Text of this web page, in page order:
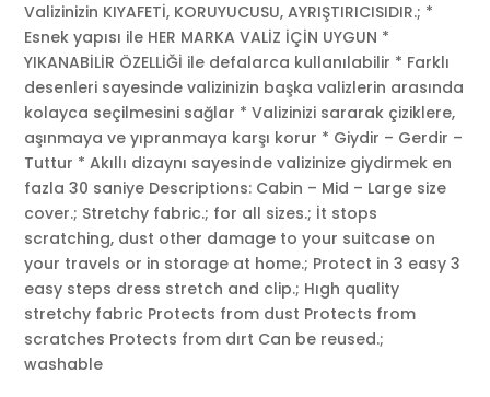
Valizinizin KIYAFETİ, KORUYUCUSU, AYRIŞTIRICISIDIR.; *
Esnek yapısı ile HER MARKA VALİZ İÇİN UYGUN *
YIKANABİLİR ÖZELLİĞİ ile defalarca kullanılabilir * Farklı
desenleri sayesinde valizinizin başka valizlerin arasında
kolayca seçilmesini sağlar * Valizinizi sararak çiziklere,
aşınmaya ve yıpranmaya karşı korur * Giydir – Gerdir –
Tuttur * Akıllı dizaynı sayesinde valizinize giydirmek en
fazla 30 saniye Descriptions: Cabin – Mid – Large size
cover.; Stretchy fabric.; for all sizes.; İt stops
scratching, dust other damage to your suitcase on
your travels or in storage at home.; Protect in 3 easy 3
easy steps dress stretch and clip.; Hıgh quality
stretchy fabric Protects from dust Protects from
scratches Protects from dırt Can be reused.;
washable